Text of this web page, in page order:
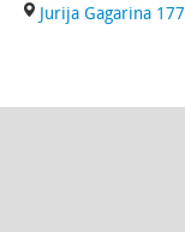
Jurija Gagarina 177